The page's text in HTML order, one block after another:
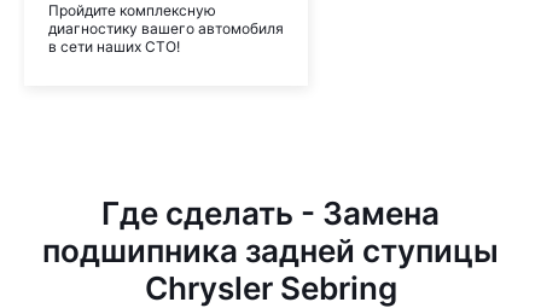
Пройдите комплексную
диагностику вашего автомобиля
в сети наших СТО!
Где сделать - Замена
подшипника задней ступицы
Chrysler Sebring